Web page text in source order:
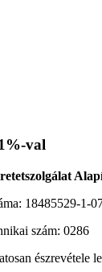
Subthai
بنت محجبة
val
18485529-1-
szám: 0286
észrevétele